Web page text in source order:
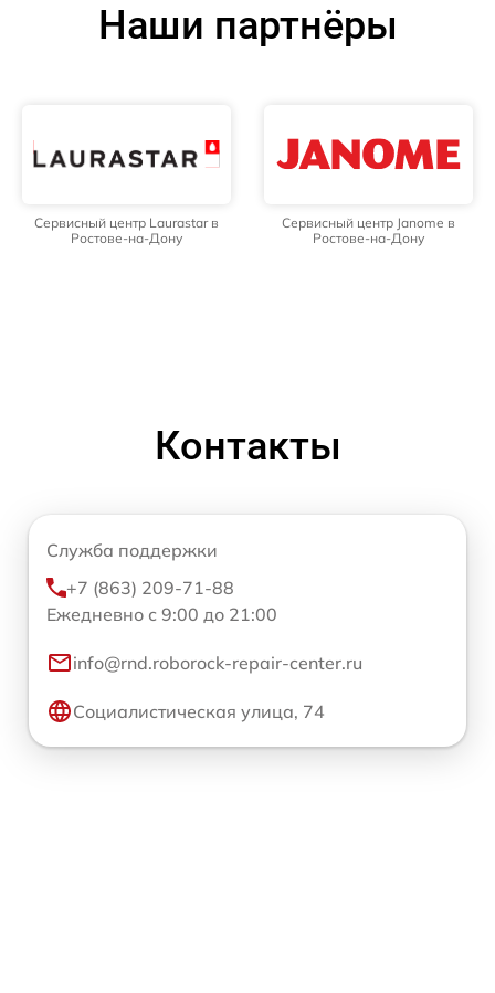
Наши партнёры
Сервисный центр Laurastar в
Ростове-на-Дону
Сервисный центр Janome в
Ростове-на-Дону
Контакты
Служба поддержки
+7 (863) 209-71-88
Ежедневно с 9:00 до 21:00
info@rnd.roborock-repair-center.ru
Социалистическая улица, 74